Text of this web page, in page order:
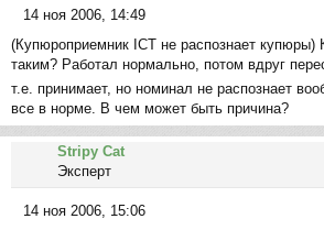
о
о
б
щ
е
е
14 ноя 2006, 14:49
(Купюроприемник ICT не распознает купюры)
таким? Работал нормально, потом вдруг
т.е. принимает, но номинал не распознает
все в норме. В чем может быть причина?
Stripy Cat
Эксперт
14 ноя 2006, 15:06